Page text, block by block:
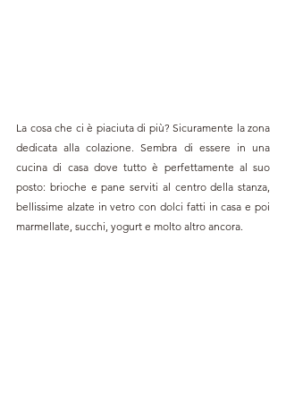
La cosa che ci è piaciuta di più? Sicuramente la zona
dedicata alla colazione. Sembra di essere in una
cucina di casa dove tutto è perfettamente al suo
posto: brioche e pane serviti al centro della stanza,
bellissime alzate in vetro con dolci fatti in casa e poi
marmellate, succhi, yogurt e molto altro ancora.